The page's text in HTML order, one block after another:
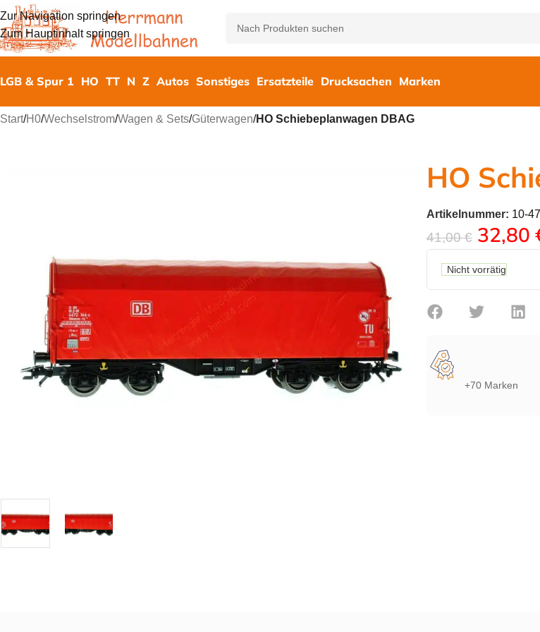
Zur Navigation springen
Zum Hauptinhalt springen
LGB & Spur 1 HO TT N Z Autos Sonstiges Ersatzteile Drucksachen Marken
Start/H0/Wechselstrom/Wagen & Sets/Güterwagen/HO Schiebeplanwagen DBAG
HO
Artikelnummer: 10-
41,00€ 32,80
Nicht vorrätig
+70 Marken